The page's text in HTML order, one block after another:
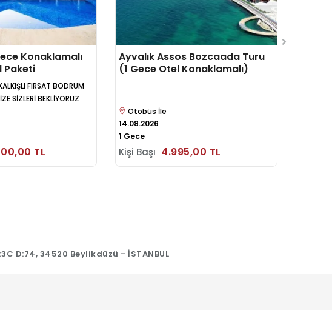
Konaklamalı
Paketi
FIRSAT BODRUM
SİZLERİ BEKLİYORUZ
,00 TL
Ayvalık Assos Bozcaada Turu
(1 Gece Otel Konaklamalı)
Otobüs İle
14.08.2026
1 Gece
Kişi Başı 4.995,00 TL
D:74, 34520 Beylikdüzü - İSTANBUL